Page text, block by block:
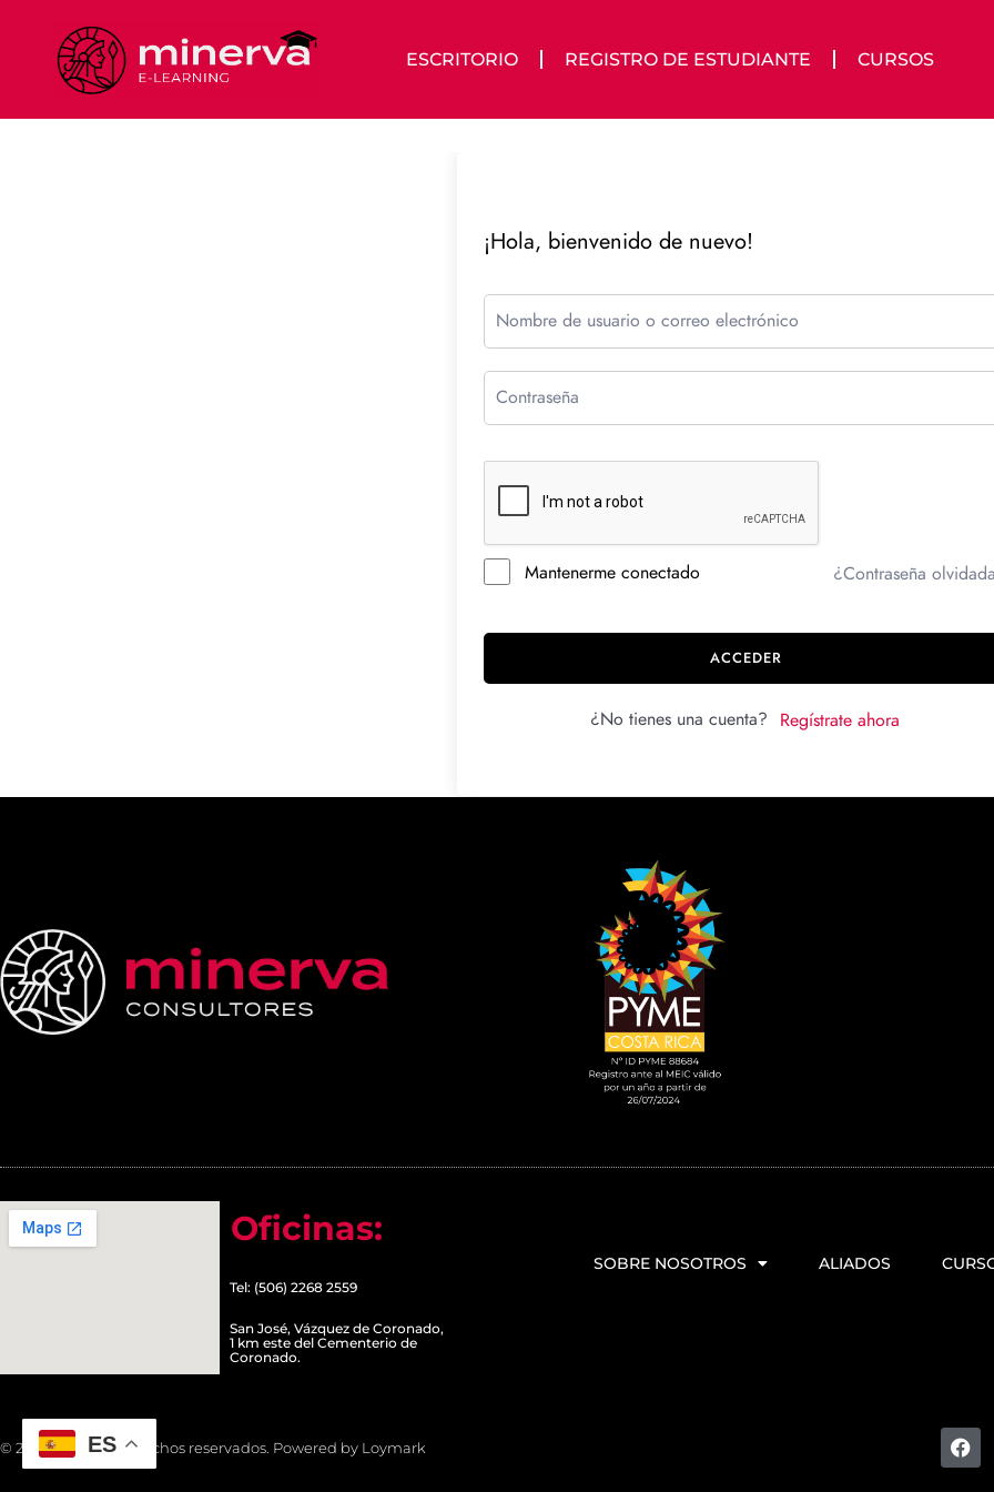
ESCRITORIO REGISTRO DE ESTUDIANTE CURSOS
¡Hola, bienvenido de nuevo!
Mantenerme conectado ¿Contraseña
ACCEDER
¿No tienes una cuenta? Regístrate ahora
Oficinas:
Tel: (506) 2268 2559
San José, Vázquez de Coronado,
1 km este del Cementerio de
Coronado.
SOBRE NOSOTROS ALIADOS
© 2022 Todos los derechos reservados. Powered by Loymark
ES